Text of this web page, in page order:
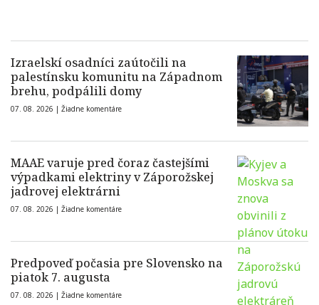
Izraelskí osadníci zaútočili na
palestínsku komunitu na Západnom
brehu, podpálili domy
07. 08. 2026 | Žiadne komentáre
MAAE varuje pred čoraz častejšími
výpadkami elektriny v Záporožskej
jadrovej elektrárni
07. 08. 2026 | Žiadne komentáre
Predpoveď počasia pre Slovensko na
piatok 7. augusta
07. 08. 2026 | Žiadne komentáre